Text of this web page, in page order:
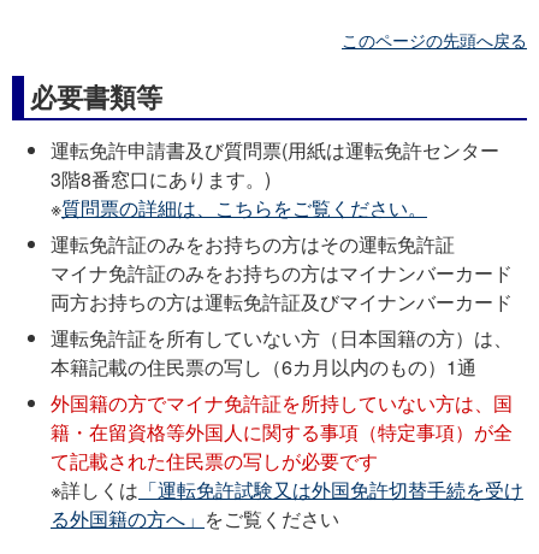
このページの先頭へ戻る
必要書類等
運転免許申請書及び質問票(用紙は運転免許センター
3階8番窓口にあります。)
※質問票の詳細は、こちらをご覧ください。
運転免許証のみをお持ちの方はその運転免許証
マイナ免許証のみをお持ちの方はマイナンバーカード
両方お持ちの方は運転免許証及びマイナンバーカード
運転免許証を所有していない方（日本国籍の方）は、
本籍記載の住民票の写し（6カ月以内のもの）1通
外国籍の方でマイナ免許証を所持していない方は、国
籍・在留資格等外国人に関する事項（特定事項）が全
て記載された住民票の写しが必要です
※詳しくは 「運転免許試験又は外国免許切替手続を受け
る外国籍の方へ」 をご覧ください